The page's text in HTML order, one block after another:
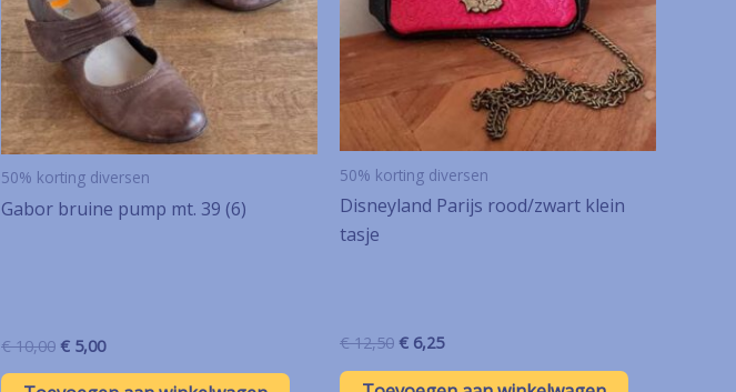
50% korting diversen
Gabor bruine pump mt. 39 (6)
€10,00 Oorspronkelijke
was:
€ 5,00Huidige
is:
50% korting diversen
Disneyland Parijs rood/zwart klein
tasje
€12,50 Oorspronkelijke
was:
€ 6,25Huidige
is: